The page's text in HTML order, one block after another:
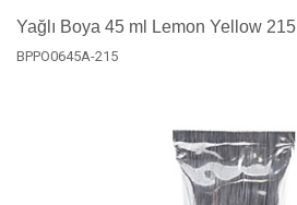
Yağlı Boya 45 ml Lemon Yellow 215
BPPO0645A-215